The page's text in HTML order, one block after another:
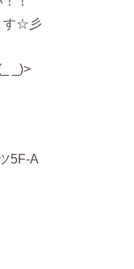
す☆彡
_)>
5F-A